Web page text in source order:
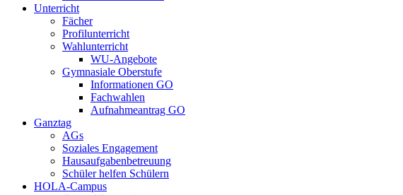
Unterricht
Fächer
Profilunterricht
Wahlunterricht
WU-Angebote
Gymnasiale Oberstufe
Informationen GO
Fachwahlen
Aufnahmeantrag GO
Ganztag
AGs
Soziales Engagement
Hausaufgabenbetreuung
Schüler helfen Schülern
HOLA-Campus